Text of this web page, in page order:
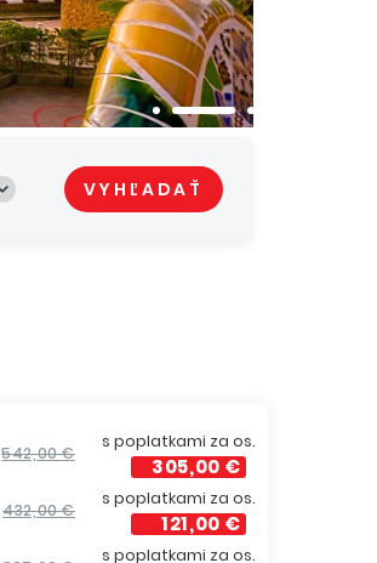
VYHĽADAŤ
542,00 €
s poplatkami za os.
305,00 €
432,00 €
s poplatkami za os.
121,00 €
s poplatkami za os.